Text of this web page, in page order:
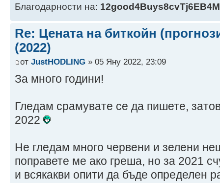
Благодарности на:
Re: Цената на биткойн
(2022)
от JustHODLING » 05 Яну 2022, 23:09
За много години!
Гледам срамувате се да пишете,
2022
Не гледам много червени и зелени
поправете ме ако греша, но за 2021
и всякакви опити да бъде определен